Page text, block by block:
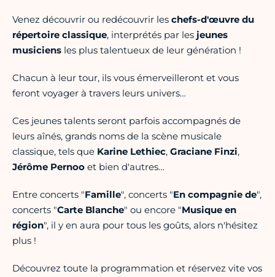
Venez découvrir ou redécouvrir les chefs-d'œuvre du
répertoire classique, interprétés par les jeunes
musiciens les plus talentueux de leur génération !
Chacun à leur tour, ils vous émerveilleront et vous
feront voyager à travers leurs univers…
Ces jeunes talents seront parfois accompagnés de
leurs aînés, grands noms de la scène musicale
classique, tels que Karine Lethiec, Graciane Finzi,
Jérôme Pernoo et bien d'autres…
Entre concerts "Famille", concerts "En compagnie de",
concerts "Carte Blanche" ou encore "Musique en
région", il y en aura pour tous les goûts, alors n'hésitez
plus !
Découvrez toute la programmation et réservez vite vos